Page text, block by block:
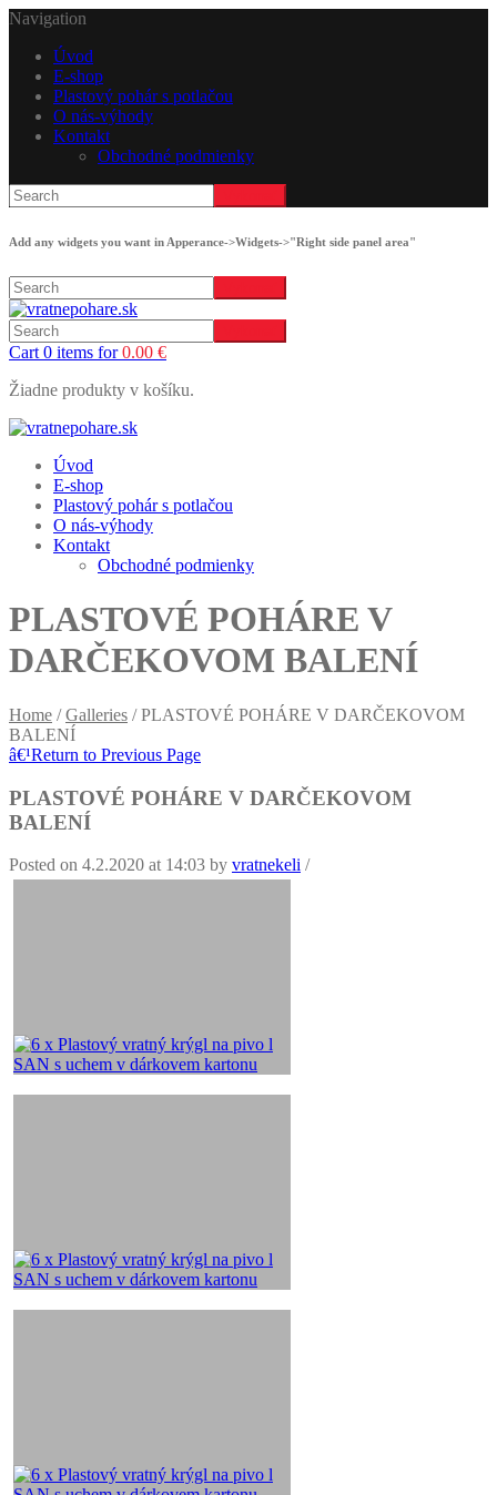
Navigation
Úvod
E-shop
Plastový pohár s potlačou
O nás-výhody
Kontakt
Obchodné podmienky
Add any widgets you want in Apperance->Widgets->"Right side panel area"
Cart 0 items for0.00 €
Žiadne produkty v košíku.
Úvod
E-shop
Plastový pohár s potlačou
O nás-výhody
Kontakt
Obchodné podmienky
PLASTOVÉ POHÁRE V
DARČEKOVOM BALENÍ
Home / Galleries / PLASTOVÉ POHÁRE V DARČEKOVOM
BALENÍ
â€¹Return to Previous Page
PLASTOVÉ POHÁRE V DARČEKOVOM
BALENÍ
Posted on 4.2.2020 at 14:03 by vratnekeli /